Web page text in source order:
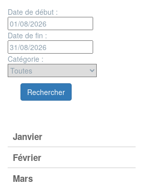
Date de début :
Date de fin :
Catégorie :
Janvier
Février
Mars